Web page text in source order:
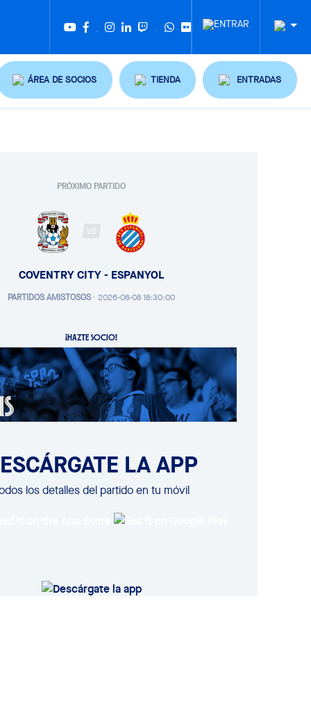
ÁREA DE SOCIOS TIENDA ENTRADAS
PRÓXIMO PARTIDO
VS
COVENTRY CITY - ESPANYOL
PARTIDOS AMISTOSOS· 2026-08-08 18:30:00
¡HAZTE SOCIO!
LA APP
los detalles del partido en tu móvil